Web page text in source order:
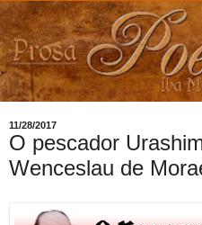
11/28/2017
O pescador
Wenceslau de